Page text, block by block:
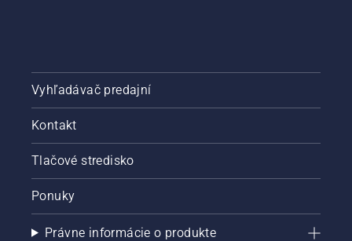
Vyhľadávač predajní
Kontakt
Tlačové stredisko
Ponuky
Právne informácie o produkte